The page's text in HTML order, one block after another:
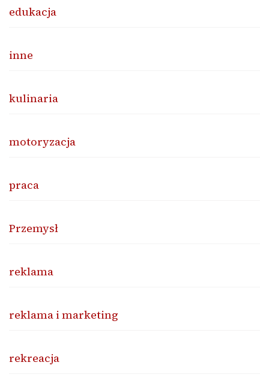
edukacja
inne
kulinaria
motoryzacja
praca
Przemysł
reklama
reklama i marketing
rekreacja